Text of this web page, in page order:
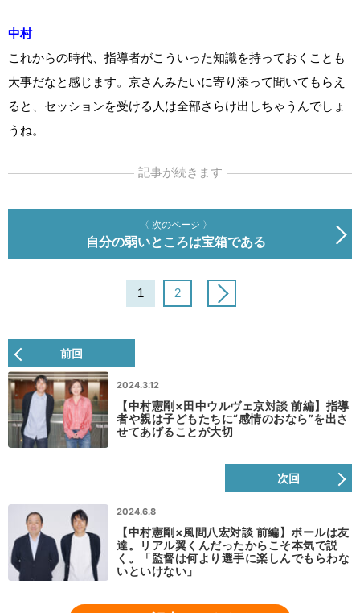
中村
これからの時代、指導者がこういった知識を持っておくことも
大事だなと感じます。京さんみたいに寄り添って聞いてもらえ
ると、セッションを受ける人は全部さらけ出しちゃうんでしょ
うね。
記事が続きます
〈 次のページ 〉
自分の弱いところは宝箱である
1 2
前回
2024.3.12
【中村憲剛×田中ウルヴェ京対談 前編】指導
者や親は子どもたちに“感情のおなら”を出さ
せてあげることが大切
次回
2024.6.8
【中村憲剛×風間八宏対談 前編】ボールは友
達。リアル翼くんだったからこそ本気で説
く。「監督は何より選手に楽しんでもらわな
いといけない」